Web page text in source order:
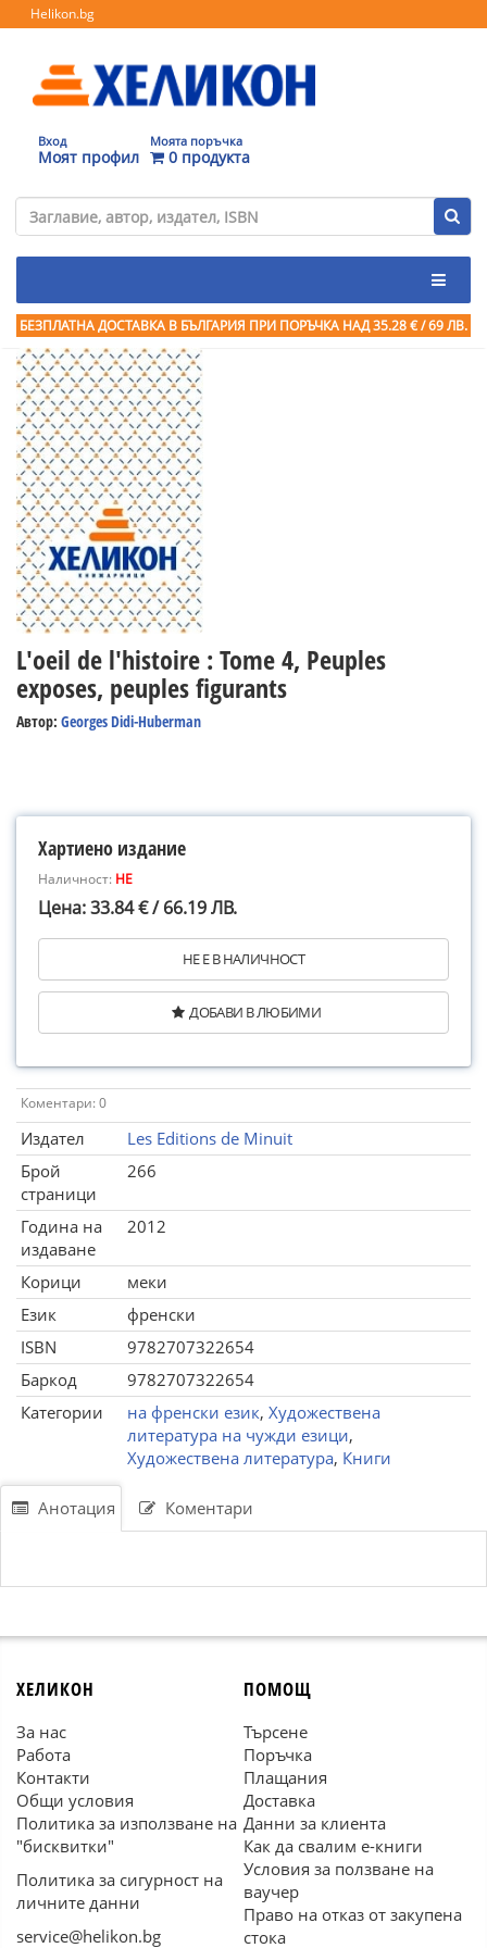
Helikon.bg
Вход
Моят профил
Моята поръчка
0 продукта
БЕЗПЛАТНА ДОСТАВКА В БЪЛГАРИЯ ПРИ ПОРЪЧКА НАД 35.28 € / 69 ЛВ.
L'oeil de l'histoire : Tome 4, Peuples
exposes, peuples figurants
Автор: Georges Didi-Huberman
Хартиено издание
Наличност: НЕ
Цена: 33.84 € / 66.19 ЛВ.
НЕ Е В НАЛИЧНОСТ
ДОБАВИ В ЛЮБИМИ
Коментари: 0
Издател
Les Editions de Minuit
Брой
страници
266
Година на
издаване
2012
Корици
меки
Език
френски
ISBN
9782707322654
Баркод
9782707322654
Категории
на френски език, Художествена
литература на чужди езици,
Художествена литература, Книги
Анотация Коментари
ХЕЛИКОН
За нас
Работа
Контакти
Общи условия
Политика за използване на
"бисквитки"
Политика за сигурност на
личните данни
service@helikon.bg
ПОМОЩ
Търсене
Поръчка
Плащания
Доставка
Данни за клиента
Как да свалим е-книги
Условия за ползване на
ваучер
Право на отказ от закупена
стока